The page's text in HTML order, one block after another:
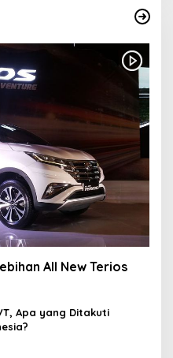
All New Terios
Apa yang Ditakuti